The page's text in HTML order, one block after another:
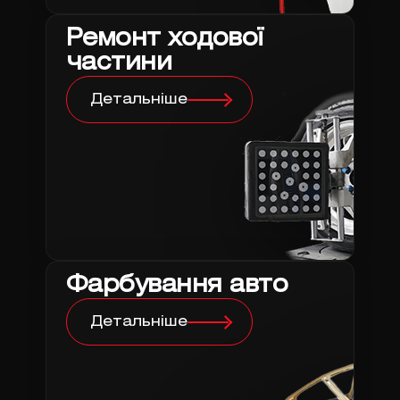
Ремонт ходової
частини
Детальніше
Фарбування авто
Детальніше